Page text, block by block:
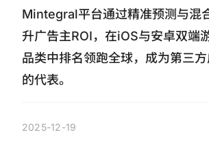
Mintegral平台通过精准预测与混
升广告主ROI，在iOS与安卓双端
品类中排名领跑全球，成为第三
的代表。
2025-12-19